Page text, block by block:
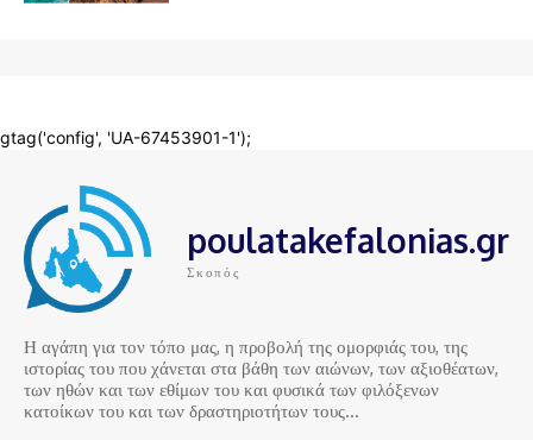
poulatakefalonias.gr
Σκοπός
Η αγάπη για τον τόπο μας, η προβολή της ομορφιάς του, της
ιστορίας του που χάνεται στα βάθη των αιώνων, των αξιοθέατων,
των ηθών και των εθίμων του και φυσικά των φιλόξενων
κατοίκων του και των δραστηριοτήτων τους…